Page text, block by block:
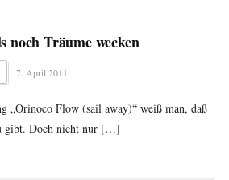
noch Träume wecken
7. April 2011
„Orinoco Flow (sail away)“ weiß man, daß
gibt. Doch nicht nur […]